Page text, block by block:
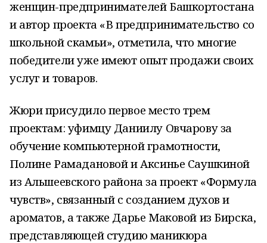
женщин-предпринимателей Башкортостана
и автор проекта «В предпринимательство со
школьной скамьи», отметила, что многие
победители уже имеют опыт продажи своих
услуг и товаров.
Жюри присудило первое место трем
проектам: уфимцу Даниилу Овчарову за
обучение компьютерной грамотности,
Полине Рамадановой и Аксинье Саушкиной
из Альшеевского района за проект «Формула
чувств», связанный с созданием духов и
ароматов, а также Дарье Маковой из Бирска,
представляющей студию маникюра